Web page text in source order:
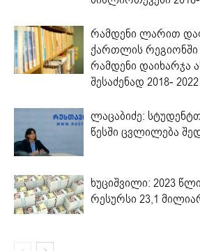
რამდენი ლარით
ქართლის
რამდენი დაიხარჯა
შესაძენად 2018-
ლაცაბიძე:
წესში ცვლილება
ხუციშვილი: 2023
რესურსი 23,1